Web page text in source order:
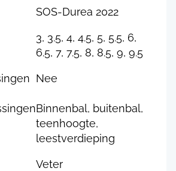
SOS-Durea 2022
3, 3.5, 4, 4.5, 5, 5.5, 6,
6.5, 7, 7.5, 8, 8.5, 9, 9.5
Nee
Binnenbal, buitenbal,
teenhoogte,
leestverdieping
Veter